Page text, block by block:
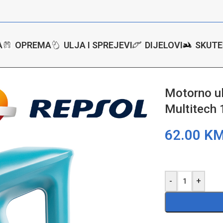
OPREMA ULJA I SPREJEVI DIJELOVI
Motorno
Multitech
62.00
- +